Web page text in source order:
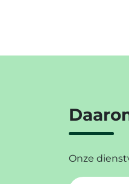
Onze